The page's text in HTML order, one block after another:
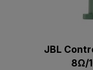
JBL
8Ω/